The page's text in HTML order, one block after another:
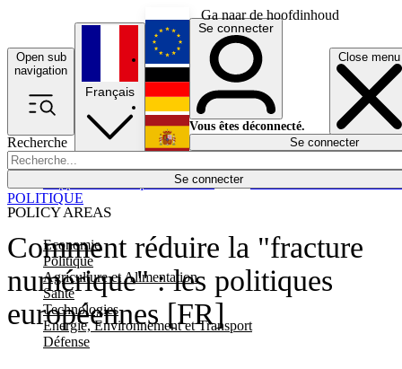
Ga naar de hoofdinhoud
Open sub
navigation
Close menu
Recherche
Se connecter
POLICY AREAS
Economie
Politique
Agriculture et Alimentation
Santé
Technologies
Energie, Environnement et Transport
Défense
Économie
Français
English
Deutsch
Español
Se connecter
Vous êtes déconnecté.
Se connecter
Comment réduire la "fracture
numérique" : les politiques
européennes [FR]
POLITIQUE